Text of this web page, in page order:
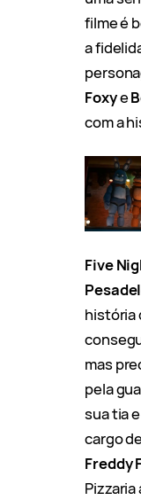
filme é
a
Foxye
com a
Five
história
mas
pela
sua tia
cargo
Freddy